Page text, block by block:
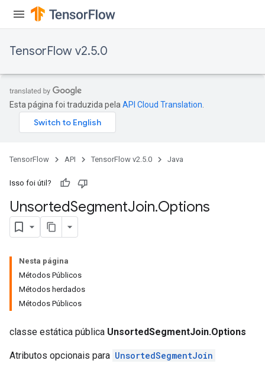
TensorFlow v2.5.0
Esta página foi traduzida pela API Cloud Translation
TensorFlow API TensorFlow v2.5.0 Java
Isso foi útil?
UnsortedSegmentJoin.Options
Nesta página
Métodos Públicos
Métodos herdados
Métodos Públicos
classe estática pública UnsortedSegmentJoin.Options
Atributos opcionais para UnsortedSegmentJoin